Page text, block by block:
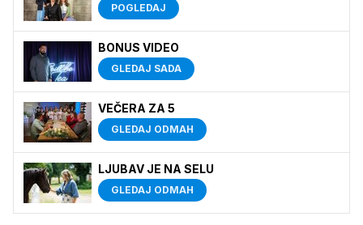
POGLEDAJ
BONUS VIDEO
GLEDAJ SADA
VEČERA ZA 5
GLEDAJ ODMAH
LJUBAV JE NA SELU
GLEDAJ ODMAH